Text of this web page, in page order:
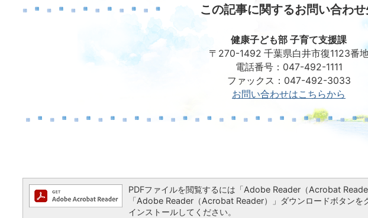
この記事に関するお問い合わ
健康子ども部 子育て支援課
〒270-1492 千葉県白井市復1123番
電話番号：047-492-1111
ファックス：047-492-3033
お問い合わせはこちらから
PDFファイルを閲覧するには「Adobe Reader（Acrobat
「Adobe Reader（Acrobat Reader）」ダウンロードボタン
インストールしてください。